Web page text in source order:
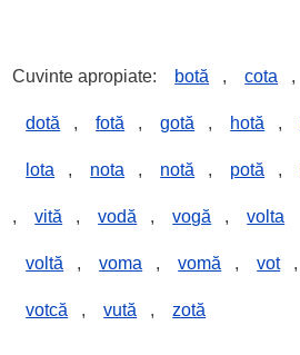
Cuvinte apropiate: botă , cota ,
dotă , fotă , gotă , hotă ,
lota , nota , notă , potă ,
, vită , vodă , vogă , volta
voltă , voma , vomă , vot ,
votcă , vută , zotă